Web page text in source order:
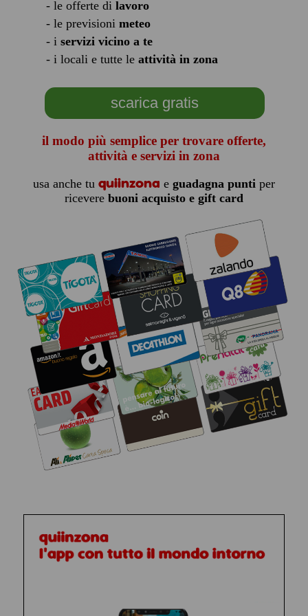
- le offerte di lavoro
- le previsioni meteo
- i servizi vicino a te
- i locali e tutte le attività in zona
scarica gratis
il modo più semplice per trovare offerte,
attività e servizi in zona
usa anche tu quiinzona e guadagna puntiper
ricevere buoni acquisto e gift card